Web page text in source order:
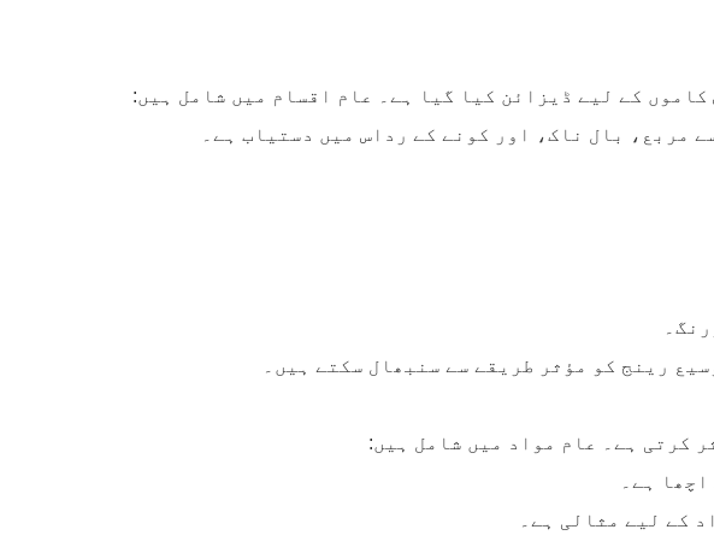
مربع، بال ناک، اور کونے کے رداس میں دستیاب ہے۔
رینج کو مؤثر طریقے سے سنبھال سکتے ہیں۔
کرتی ہے۔ عام مواد میں شامل ہیں:
ہے۔